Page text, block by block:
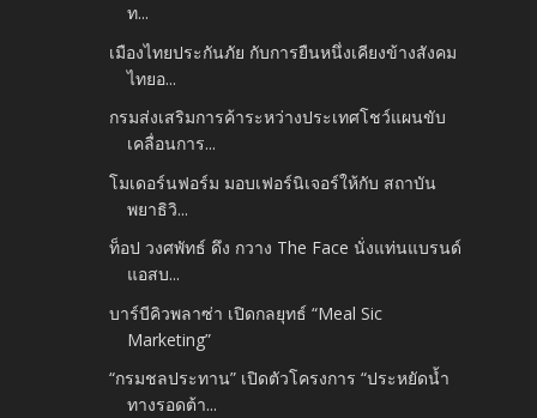
ท...
เมืองไทยประกันภัย กับการยืนหนึ่งเคียงข้างสังคม
ไทยอ...
กรมส่งเสริมการค้าระหว่างประเทศโชว์แผนขับ
เคลื่อนการ...
โมเดอร์นฟอร์ม มอบเฟอร์นิเจอร์ให้กับ สถาบัน
พยาธิวิ...
ท็อป วงศพัทธ์ ดึง กวาง The Face นั่งแท่นแบรนด์
แอสบ...
บาร์บีคิวพลาซ่า เปิดกลยุทธ์ “Meal Sic
Marketing”
“กรมชลประทาน” เปิดตัวโครงการ “ประหยัดน้ำ
ทางรอดต้า...